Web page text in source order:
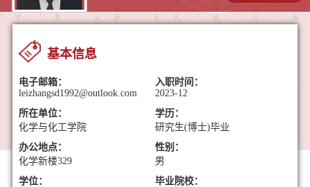
基本信息
电子邮箱：
leizhangsd1992@outlook.com
入职时间：
2023-12
所在单位：
化学与化工学院
学历：
研究生(博士)毕业
办公地点：
化学新楼329
性别：
男
学位：
毕业院校：